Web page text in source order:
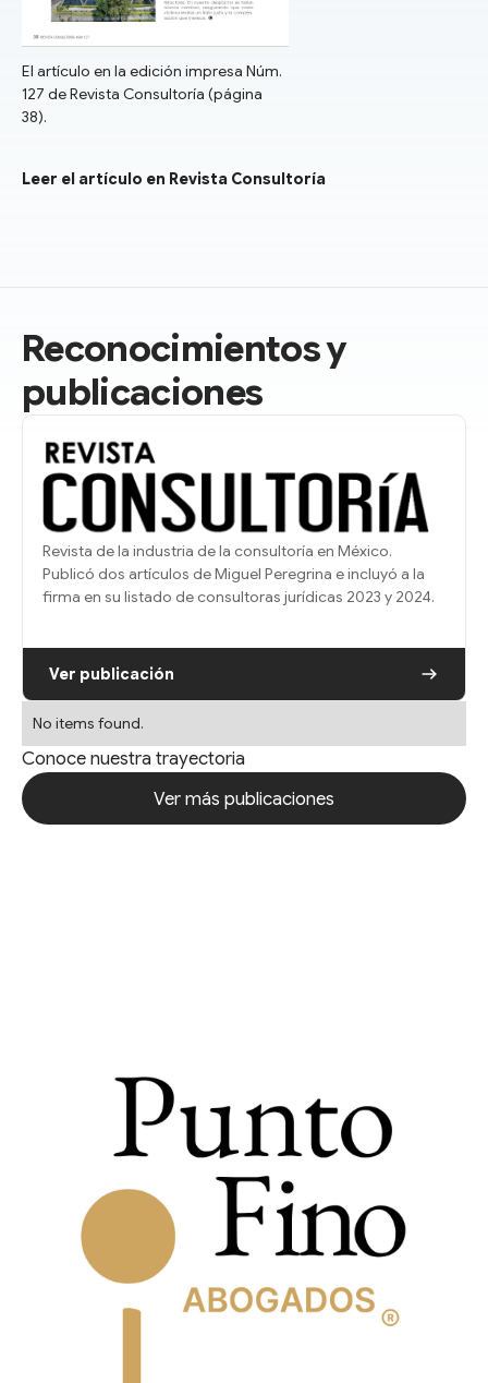
El artículo en la edición impresa Núm.
127 de Revista Consultoría (página
38).
Leer el artículo en Revista Consultoría
Reconocimientos y
publicaciones
Revista de la industria de la consultoría en México.
Publicó dos artículos de Miguel Peregrina e incluyó a la
firma en su listado de consultoras jurídicas 2023 y 2024.
Ver publicación
No items found.
Conoce nuestra trayectoria
Ver más publicaciones